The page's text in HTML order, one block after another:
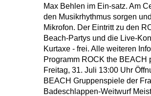
Max Behlen im Ein-satz. Am
den Musikrhythmus sorgen
Mikrofon. Der Eintritt zu den
Beach-Partys und die Live-
Kurtaxe - frei. Alle weiteren
Programm ROCK the
Freitag, 31. Juli 13:00 Uhr
BEACH Gruppenspiele der
Badeschlappen-Weitwurf